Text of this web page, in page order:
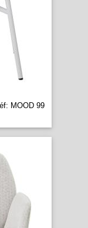
MOOD 99